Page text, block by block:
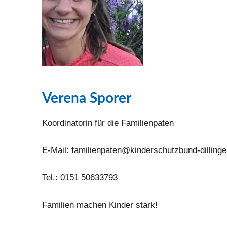
Verena Sporer
Koor­di­na­to­rin für die Fami­li­en­pa­ten
E‑Mail: familienpaten@kinderschutzbund-
Tel.: 0151 50633793
Fami­li­en machen Kin­der stark!